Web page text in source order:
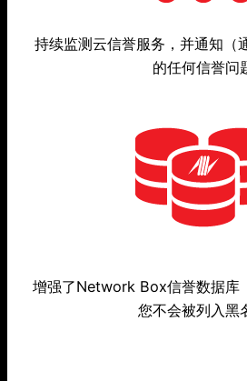
持续监测云信誉服务，并通知（
的任何信誉问
增强了Network Box信誉数据库
您不会被列入黑